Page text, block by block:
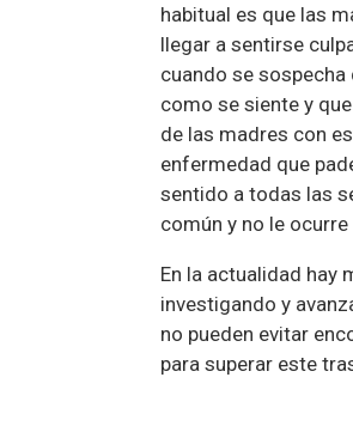
habitual es que las
llegar a sentirse
cuando se sospecha
como se siente y
de las madres con
enfermedad que
sentido a todas las
común y no le ocurre
En la actualidad hay
investigando y
no pueden evitar
para superar este